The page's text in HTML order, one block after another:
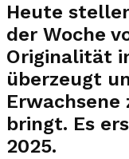
Heute
der Woche
Originalität
überzeugt
Erwachsene
bringt. Es
2025.